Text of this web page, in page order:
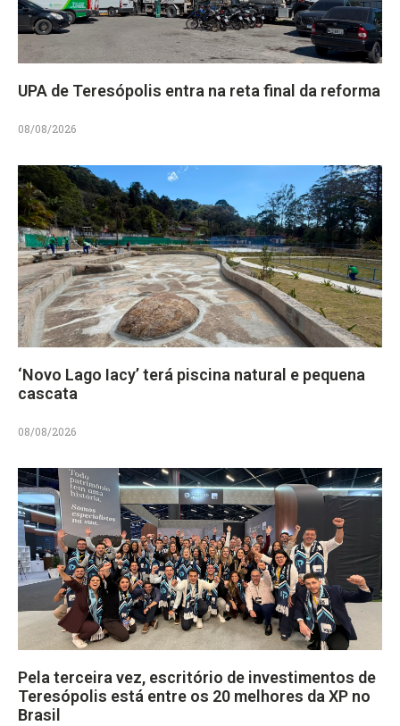
UPA de Teresópolis entra na reta final da reforma
08/08/2026
‘Novo Lago Iacy’ terá piscina natural e pequena
cascata
08/08/2026
Pela terceira vez, escritório de investimentos de
Teresópolis está entre os 20 melhores da XP no
Brasil